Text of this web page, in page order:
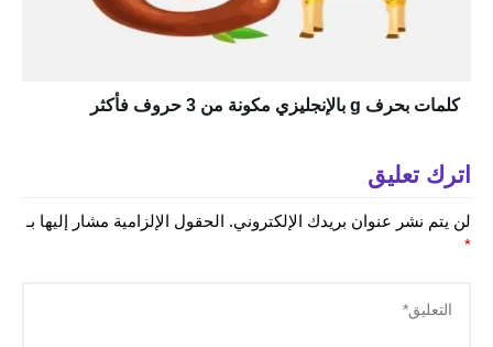
كلمات بحرف g بالإنجليزي مكونة من 3 حروف فأكثر
اترك تعليق
لن يتم نشر عنوان بريدك الإلكتروني. الحقول الإلزامية مشار إليها بـ
*